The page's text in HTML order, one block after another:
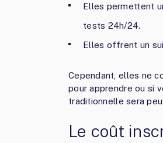
Elles permettent
tests 24h/24.
Elles offrent un
Cependant, elles ne
pour apprendre ou si
traditionnelle sera
Le coût